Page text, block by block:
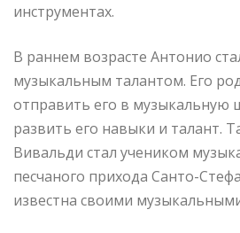
инструментах.
В раннем возрасте Антонио
музыкальным талантом. Его
отправить его в музыкальную
развить его навыки и талант.
Вивальди стал учеником
песчаного прихода Санто-
известна своими